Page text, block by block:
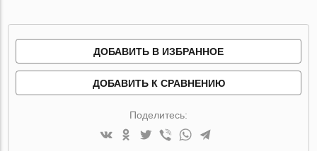
ДОБАВИТЬ В ИЗБРАННОЕ
ДОБАВИТЬ К СРАВНЕНИЮ
Поделитесь: